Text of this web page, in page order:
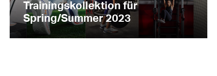
Trainingskollektion für
Spring/Summer 2023